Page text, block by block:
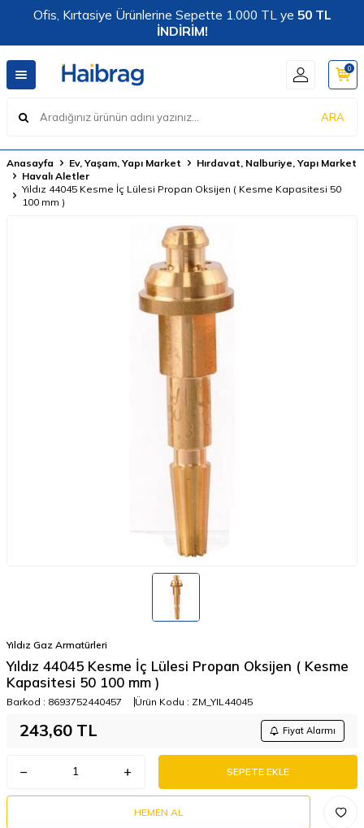
Ofis, Kırtasiye Ürünlerine Sepette 1.000 TL ye 50 TL
İNDİRİM!
ARA
0
Anasayfa Ev, Yaşam, Yapı Market
Hırdavat, Nalburiye, Yapı Market
Havalı Aletler
Yıldız 44045 Kesme İç Lülesi Propan Oksijen ( Kesme Kapasitesi 50
100 mm )
Yıldız Gaz Armatürleri
Yıldız 44045 Kesme İç Lülesi Propan Oksijen ( Kesme
Kapasitesi 50 100 mm )
Barkod : 8693752440457 Ürün Kodu : ZM_YIL44045
243,60 TL Fiyat Alarmı
SEPETE EKLE
HEMEN AL